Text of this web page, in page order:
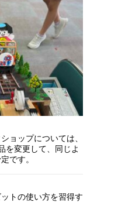
ョップについては、
を変更して、同じよ
です。
トの使い方を習得す